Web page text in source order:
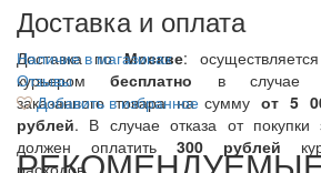
Доставка и оплата
Доставка поМоскве:
курьеромбесплатно в случае
заказанного товара на суммуот 5
рублей. В случае отказа от покупки
должен оплатить300 рублей
расходов.
Наличие в магазинах
Отзывы
Добавить в избранное